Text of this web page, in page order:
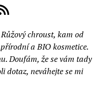
zdroj
chroust, kam od
přírodní a BIO kosmetice.
Doufám, že se vám tady
dotaz, neváhejte se mi